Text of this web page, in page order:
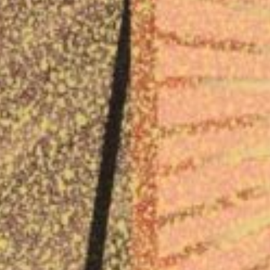
newsletter